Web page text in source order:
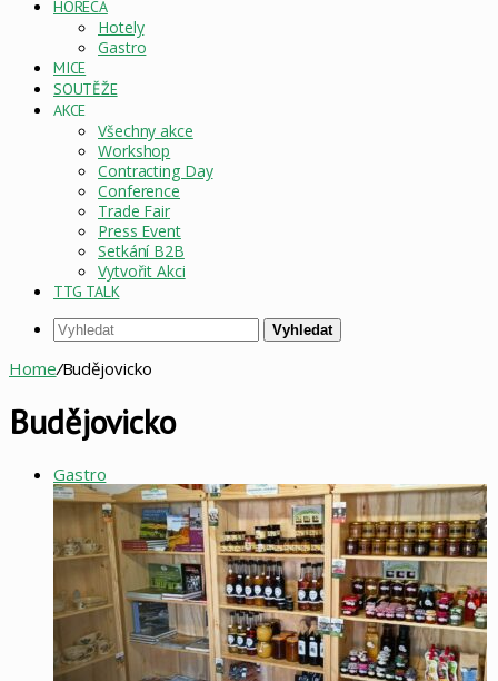
HORECA
Hotely
Gastro
MICE
SOUTĚŽE
AKCE
Všechny akce
Workshop
Contracting Day
Conference
Trade Fair
Press Event
Setkání B2B
Vytvořit Akci
TTG TALK
Vyhledat
Home/Budějovicko
Budějovicko
Gastro